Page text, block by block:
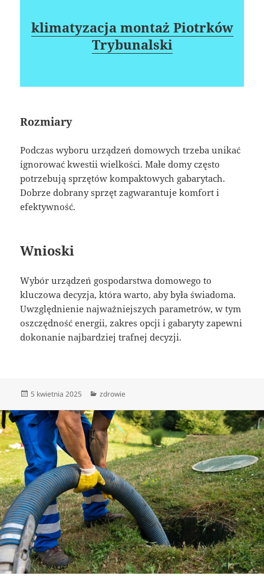
klimatyzacja montaż Piotrków
Trybunalski
Rozmiary
Podczas wyboru urządzeń domowych trzeba unikać
ignorować kwestii wielkości. Małe domy często
potrzebują sprzętów kompaktowych gabarytach.
Dobrze dobrany sprzęt zagwarantuje komfort i
efektywność.
Wnioski
Wybór urządzeń gospodarstwa domowego to
kluczowa decyzja, która warto, aby była świadoma.
Uwzględnienie najważniejszych parametrów, w tym
oszczędność energii, zakres opcji i gabaryty zapewni
dokonanie najbardziej trafnej decyzji.
Data
5 kwietnia 2025 Kategorie
zdrowie